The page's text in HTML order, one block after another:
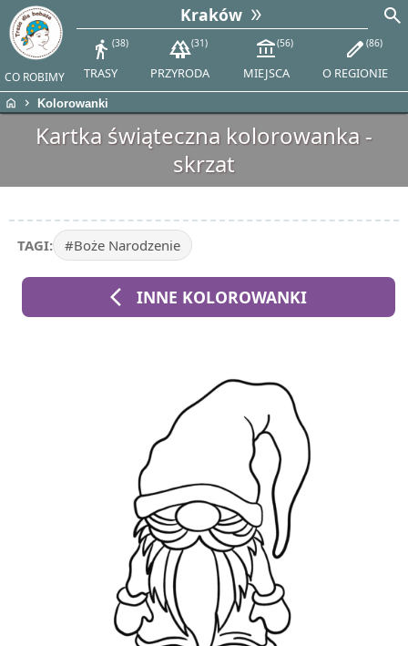
CO ROBIMY
Kraków
directions_walk 38
TRASY
forest 31
PRZYRODA
account_balance 56
MIEJSCA
edit 86
O REGIONIE
search
home chevron_right Kolorowanki
Kartka świąteczna kolorowanka -
skrzat
TAGI: #Boże Narodzenie
arrow_back_ios INNE KOLOROWANKI